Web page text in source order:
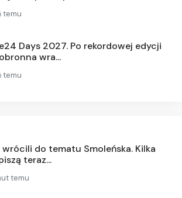
temu
Days 2027. Po rekordowej edycji
wra...
temu
wrócili do tematu Smoleńska. Kilka
teraz...
temu